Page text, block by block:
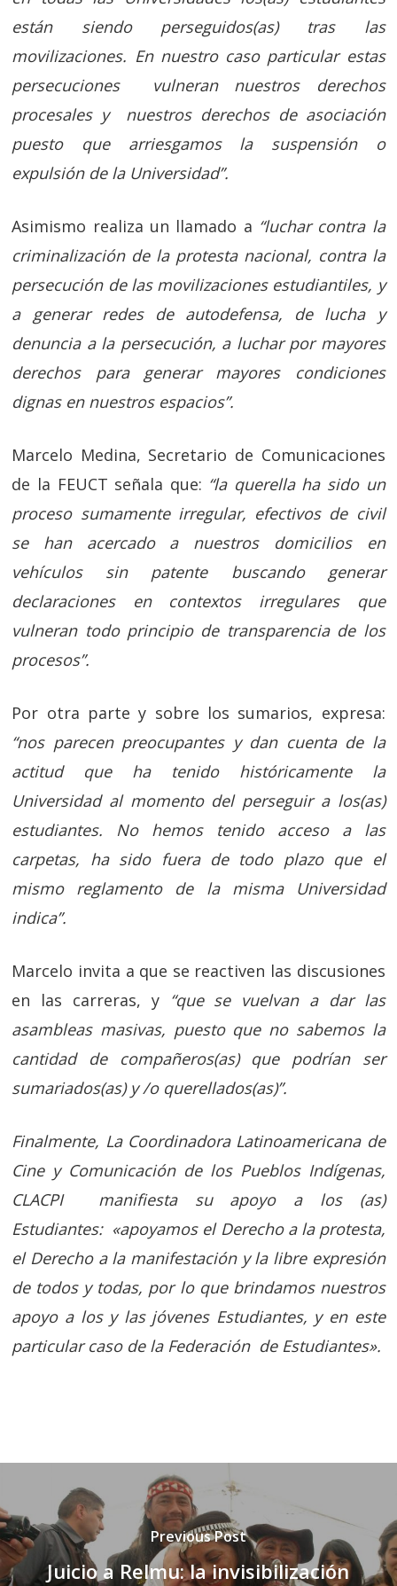
están siendo perseguidos(as) tras las
movilizaciones. En nuestro caso particular estas
persecuciones vulneran nuestros derechos
procesales y nuestros derechos de asociación
puesto que arriesgamos la suspensión o
expulsión de la Universidad”.
Asimismo realiza un llamado a “luchar contra la
criminalización de la protesta nacional, contra la
persecución de las movilizaciones estudiantiles, y
a generar redes de autodefensa, de lucha y
denuncia a la persecución, a luchar por mayores
derechos para generar mayores condiciones
dignas en nuestros espacios”.
Marcelo Medina, Secretario de Comunicaciones
de la FEUCT señala que: “la querella ha sido un
proceso sumamente irregular, efectivos de civil
se han acercado a nuestros domicilios en
vehículos sin patente buscando generar
declaraciones en contextos irregulares que
vulneran todo principio de transparencia de los
procesos”.
Por otra parte y sobre los sumarios, expresa:
“nos parecen preocupantes y dan cuenta de la
actitud que ha tenido históricamente la
Universidad al momento del perseguir a los(as)
estudiantes. No hemos tenido acceso a las
carpetas, ha sido fuera de todo plazo que el
mismo reglamento de la misma Universidad
indica”.
Marcelo invita a que se reactiven las discusiones
en las carreras, y “que se vuelvan a dar las
asambleas masivas, puesto que no sabemos la
cantidad de compañeros(as) que podrían ser
sumariados(as) y /o querellados(as)”.
Finalmente, La Coordinadora Latinoamericana de
Cine y Comunicación de los Pueblos Indígenas,
CLACPI manifiesta su apoyo a los (as)
Estudiantes: «apoyamos el Derecho a la protesta,
el Derecho a la manifestación y la libre expresión
de todos y todas, por lo que brindamos nuestros
apoyo a los y las jóvenes Estudiantes, y en este
particular caso de la Federación de Estudiantes».
Previous Post
Juicio a Relmu: la invisibilización